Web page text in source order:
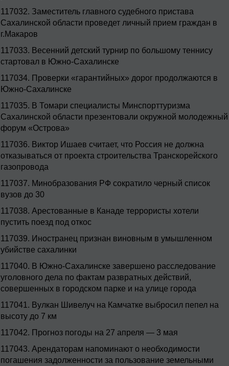
117032. Заместитель главного судебного пристава
Сахалинской области проведет личный прием граждан в
г.Макаров
117033. Весенний детский турнир по большому теннису
стартовал в Южно-Сахалинске
117034. Проверки «гарантийных» дорог продолжаются в
Южно-Сахалинске
117035. В Томари специалисты Минспорттуризма
Сахалинской области презентовали окружной молодежный
форум «Острова»
117036. Виктор Ишаев считает, что Россия не должна
отказываться от проекта строительства Транскорейского
газопровода
117037. Минобразования РФ сократило черный список
вузов до 30
117038. Арестованные в Канаде террористы хотели
пустить поезд под откос
117039. Иностранец признан виновным в умышленном
убийстве сахалинки
117040. В Южно-Сахалинске завершено расследование
уголовного дела по фактам развратных действий,
совершенных в городском парке и на улице города
117041. Вулкан Шивелуч на Камчатке выбросил пепел на
высоту до 7 км
117042. Прогноз погоды на 27 апреля — 3 мая
117043. Арендаторам напоминают о необходимости
погашения задолженности за пользование земельными